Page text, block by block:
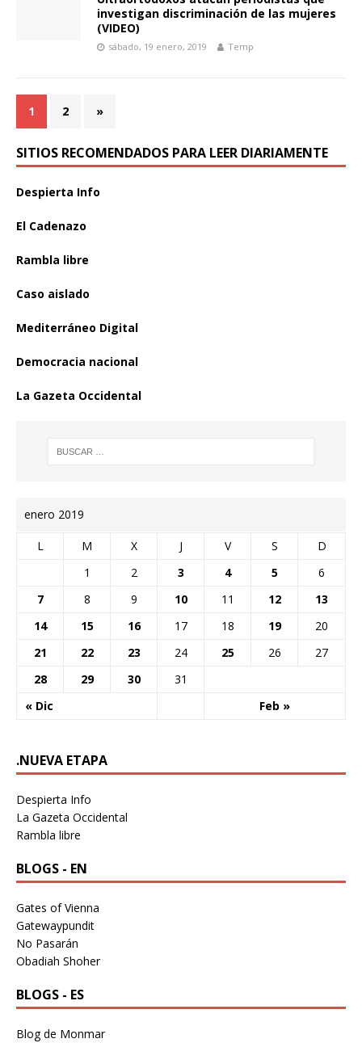
investigan discriminación de las mujeres
(VIDEO)
sábado, 19 enero, 2019 Temp
1 2 »
SITIOS RECOMENDADOS PARA LEER DIARIAMENTE
Despierta Info
El Cadenazo
Rambla libre
Caso aislado
Mediterráneo Digital
Democracia nacional
La Gazeta Occidental
enero 2019
L M X J V S D
« Dic Feb »
1 2 3 4 5
6
7
8 9 10 11 12
13
14
15 16 17 18 19
20
21
22 23 24 25 26
27
28
29 30 31
.NUEVA ETAPA
Despierta Info
La Gazeta Occidental
Rambla libre
BLOGS - EN
Gates of Vienna
Gatewaypundit
No Pasarán
Obadiah Shoher
BLOGS - ES
Blog de Monmar